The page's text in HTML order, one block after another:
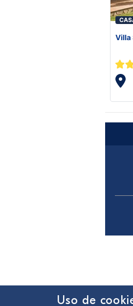
Villa
Uso de